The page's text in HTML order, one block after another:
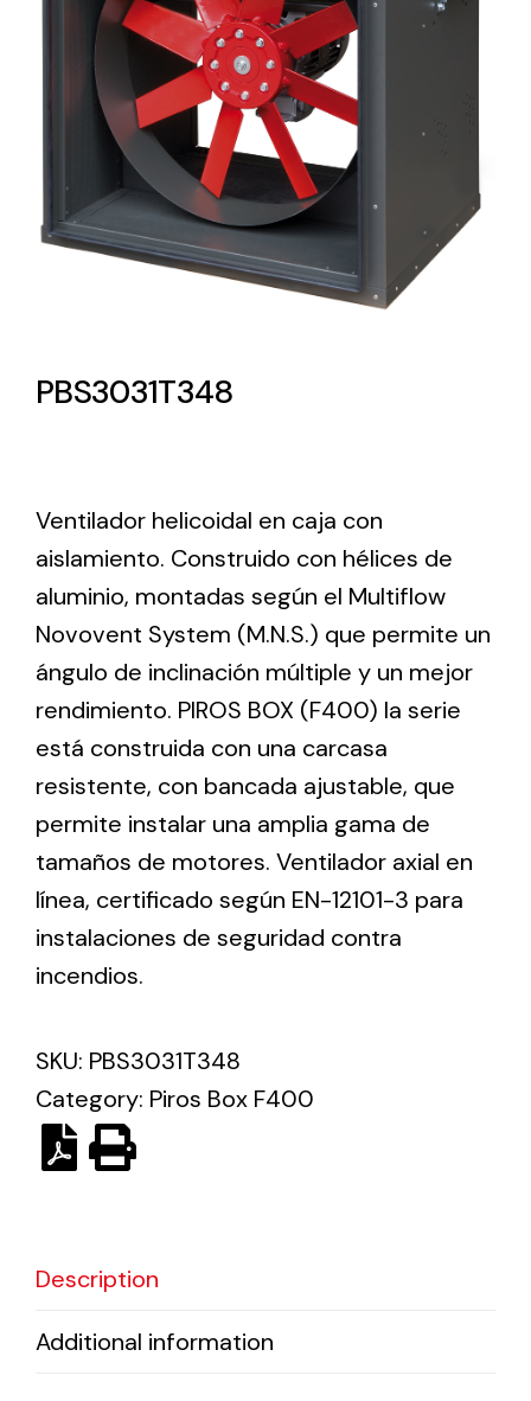
Lighting and Electrical
Equipment
Complete solutions in lighting and electrical
material for each project and need
Amplia gama de ventiladores y equipos de
Ventilation
The incorporation of Novovent into the group
meant a greater offer of ventilation products for
different uses
Iluminación Solar
Variedad de soluciones solares para todo tipo
de necesidades.
Solar lighting
Variety of solar solutions for all kinds of needs.
PBS3031T348
Ventilador helicoidal en caja con
aislamiento. Construido con hélices de
aluminio, montadas según el Multiflow
Novovent System (M.N.S.) que permite un
ángulo de inclinación múltiple y un mejor
rendimiento. PIROS BOX (F400) la serie
está construida con una carcasa
resistente, con bancada ajustable, que
permite instalar una amplia gama de
tamaños de motores. Ventilador axial en
línea, certificado según EN-12101-3 para
instalaciones de seguridad contra
incendios.
SKU: PBS3031T348
Category: Piros Box F400
Description
Additional information